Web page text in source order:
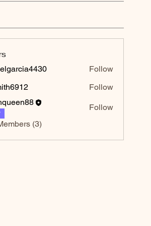
Follow
Follow
Follow
(3)